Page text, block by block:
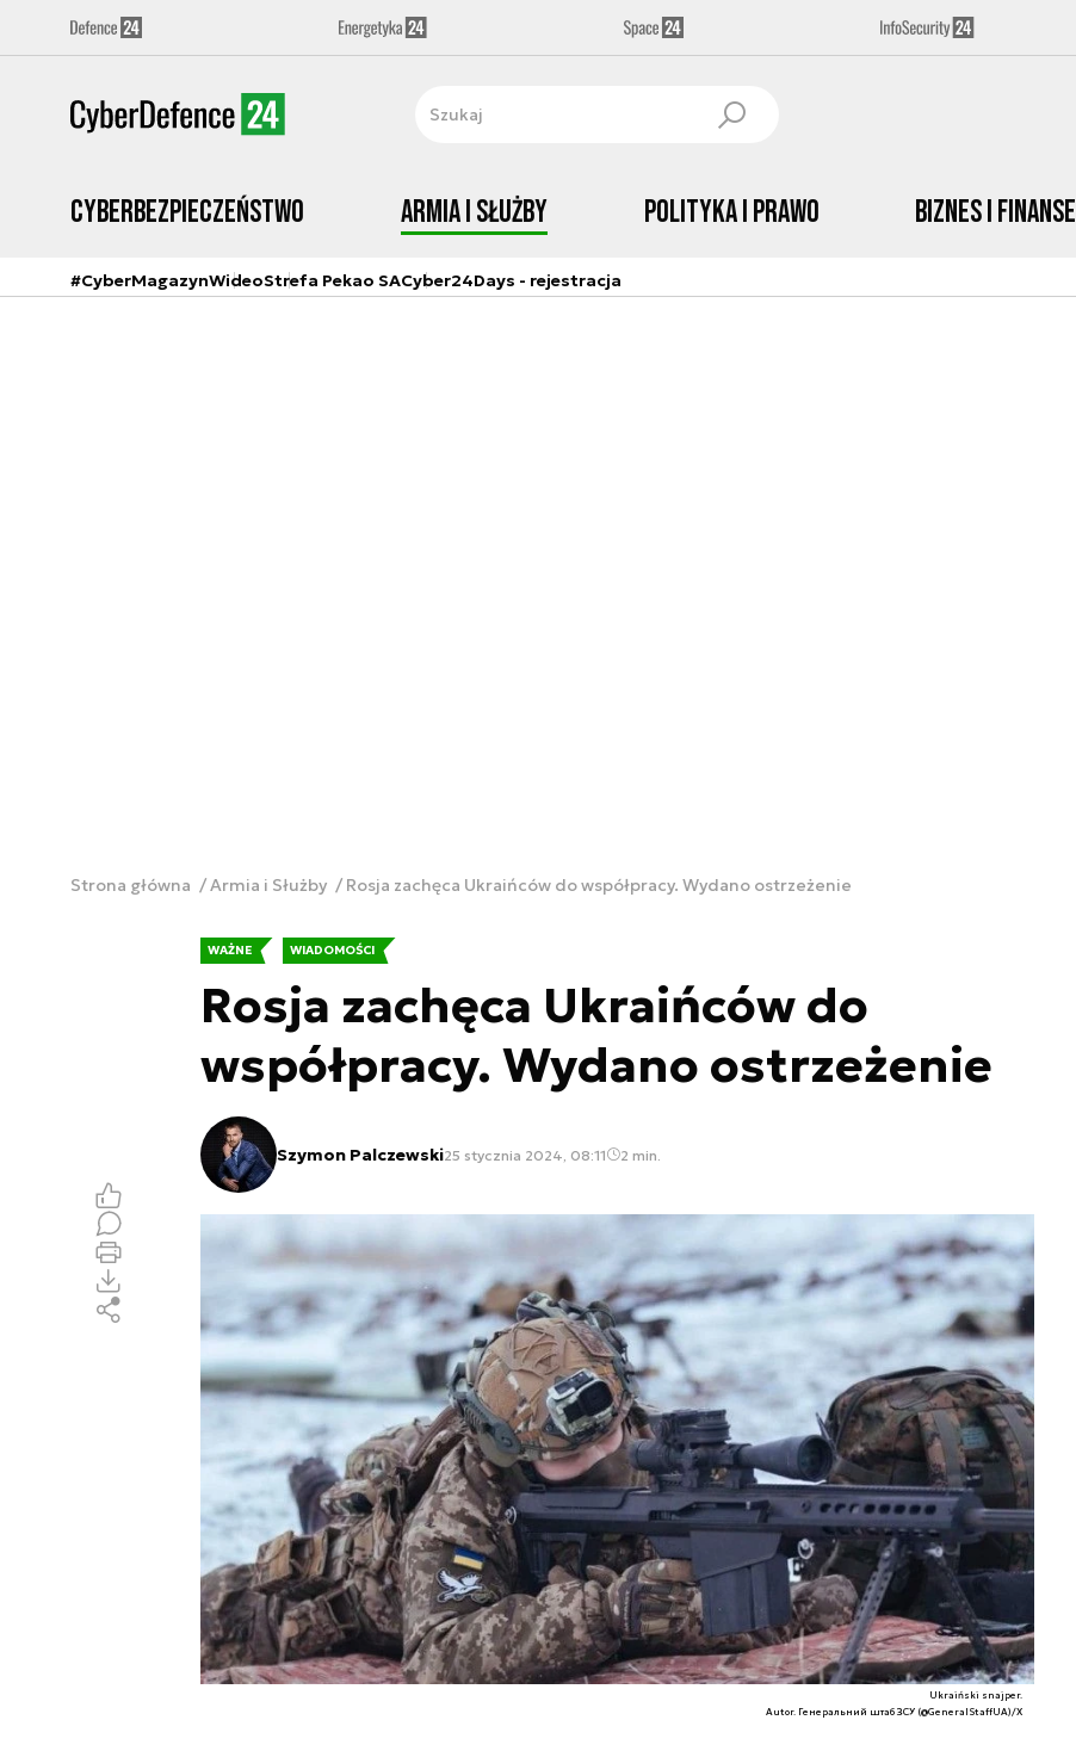
Cyberbezpieczeństwo Armia i Służby Polityka i prawo Biznes i Finanse
#CyberMagazynWideoStrefa Pekao SACyber24Days - rejestracja
Strona główna Armia i Służby Rosja zachęca Ukraińców do współpracy. Wydano ostrzeżenie
WAŻNE WIADOMOŚCI
Rosja zachęca Ukraińców do
współpracy. Wydano ostrzeżenie
Szymon Palczewski25 stycznia 2024, 08:11 2 min.
Ukraiński snajper.
Autor. Генеральний штаб ЗСУ (@GeneralStaffUA)/X